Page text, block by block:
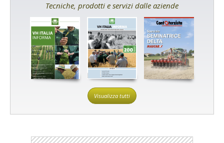
Tecniche, prodotti e servizi dalle aziende
Visualizza tutti